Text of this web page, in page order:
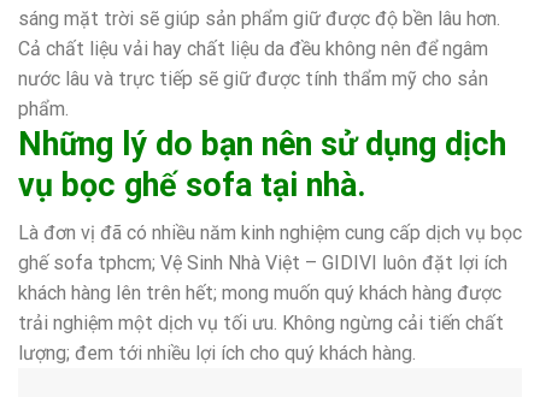
sáng mặt trời sẽ giúp sản phẩm giữ được độ bền lâu hơn.
Cả chất liệu vải hay chất liệu da đều không nên để ngâm
nước lâu và trực tiếp sẽ giữ được tính thẩm mỹ cho sản
phẩm.
Những lý do bạn nên sử dụng dịch
vụ bọc ghế sofa tại nhà.
Là đơn vị đã có nhiều năm kinh nghiệm cung cấp dịch vụ bọc
ghế sofa tphcm; Vệ Sinh Nhà Việt – GIDIVI luôn đặt lợi ích
khách hàng lên trên hết; mong muốn quý khách hàng được
trải nghiệm một dịch vụ tối ưu. Không ngừng cải tiến chất
lượng; đem tới nhiều lợi ích cho quý khách hàng.